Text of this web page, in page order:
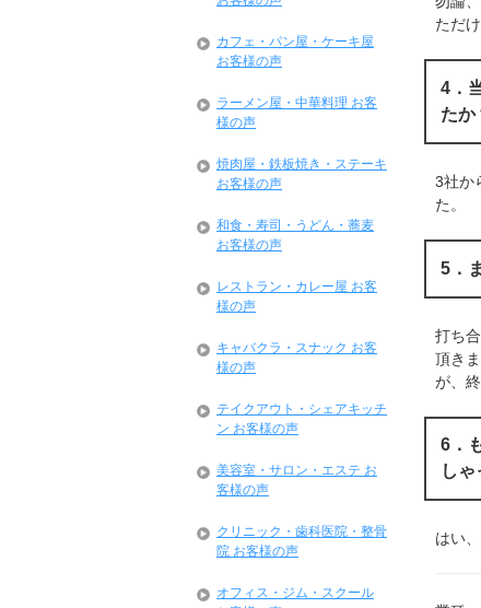
ただ
4．
たか
3社か
た。
5．
打ち
頂き
が、
6．
し
はい
カフェ・パン屋・ケーキ屋
お客様の声
ラーメン屋・中華料理 お客
様の声
焼肉屋・鉄板焼き・ステーキ
お客様の声
和食・寿司・うどん・蕎麦
お客様の声
レストラン・カレー屋 お客
様の声
キャバクラ・スナック お客
様の声
テイクアウト・シェアキッチ
ン お客様の声
美容室・サロン・エステ お
客様の声
クリニック・歯科医院・整骨
院 お客様の声
オフィス・ジム・スクール